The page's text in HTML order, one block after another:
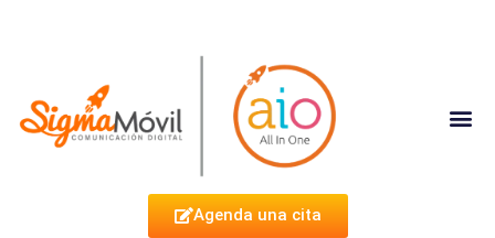
Agenda una cita